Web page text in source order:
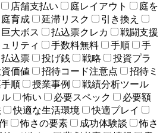
店舗支払い 庭レイアウト
庭を
庭育成 延滞リスク
引き換え
巨大ボス 払込票クレカ
戦闘支援
リティ 手数料無料 手順
手
払込票 投げ銭 戦略
投資プラ
価値 招待コード注意点
招待ミ
順 授業事例
戦績分析ツール
怖い 必要スペック
必要額
快適な生活環境
快適プレイ
怖さの要素 成功体験談
怖さ